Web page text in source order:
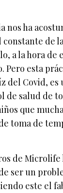
nos ha
de
a la hora de
Pero esta
del Covid, es
de salud de
que
toma de
de Microlife
ser un
este el